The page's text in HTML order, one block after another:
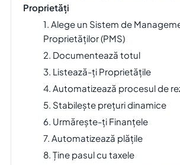
Proprietăți
1. Alege un Sistem de
Proprietăților (PMS)
2. Documentează totul
3. Listează-ți Proprietățile
4. Automatizează procesul de
5. Stabilește prețuri dinamice
6. Urmărește-ți Finanțele
7. Automatizează plățile
8. Ține pasul cu taxele